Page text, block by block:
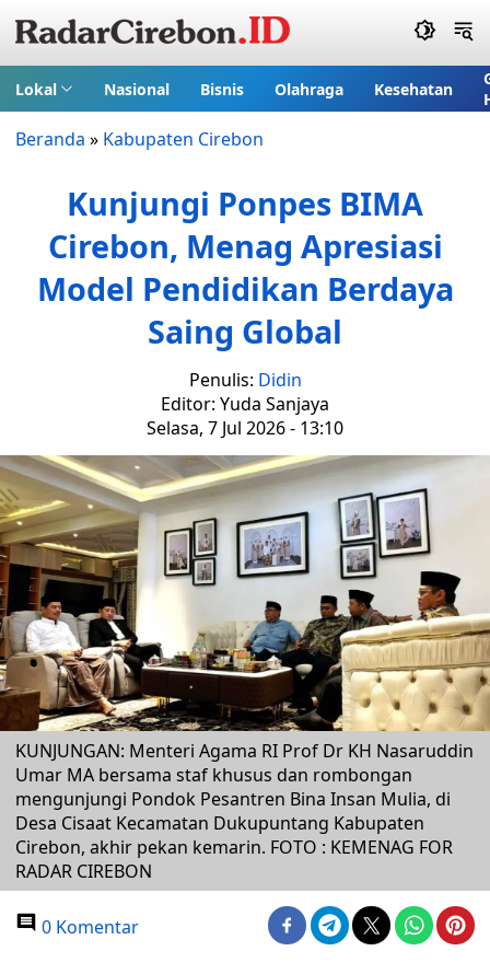
Lokal Nasional Bisnis Olahraga Kesehatan
Beranda » Kabupaten Cirebon
Kunjungi Ponpes BIMA
Cirebon, Menag Apresiasi
Model Pendidikan Berdaya
Saing Global
Penulis: Didin
Editor: Yuda Sanjaya
Selasa, 7 Jul 2026 - 13:10
KUNJUNGAN: Menteri Agama RI Prof Dr KH Nasaruddin
Umar MA bersama staf khusus dan rombongan
mengunjungi Pondok Pesantren Bina Insan Mulia, di
Desa Cisaat Kecamatan Dukupuntang Kabupaten
Cirebon, akhir pekan kemarin. FOTO : KEMENAG FOR
RADAR CIREBON
0 Komentar